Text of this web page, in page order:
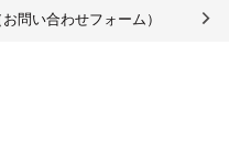
問い合わせフォーム）